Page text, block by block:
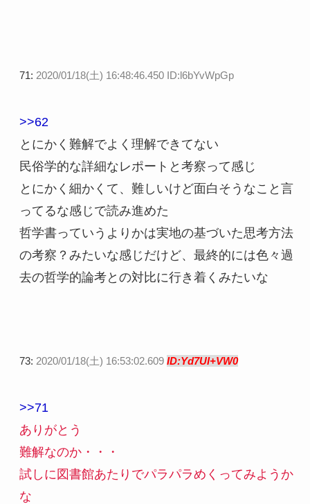
71: 2020/01/18(土) 16:48:46.450 ID:l6bYvWpGp
>>62
とにかく難解でよく理解できてない
民俗学的な詳細なレポートと考察って感じ
とにかく細かくて、難しいけど面白そうなこと言
ってるな感じで読み進めた
哲学書っていうよりかは実地の基づいた思考方法
の考察？みたいな感じだけど、最終的には色々過
去の哲学的論考との対比に行き着くみたいな
73: 2020/01/18(土) 16:53:02.609 ID:Yd7UI+VW0
>>71
ありがとう
難解なのか・・・
試しに図書館あたりでパラパラめくってみようか
な